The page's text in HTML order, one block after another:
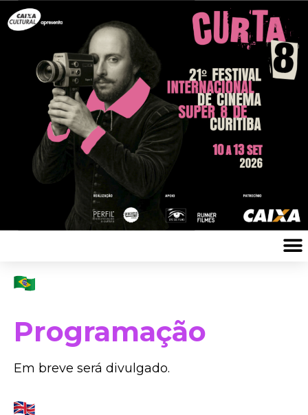
Programação
Em breve será divulgado.